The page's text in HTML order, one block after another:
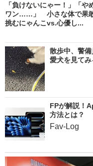
「負けないにゃー！」「や
ワン……」 小さな体で果
挑むにゃんこvs.心優し...
散歩中、警
愛犬を見て
FPが解説！
方法とは？
Fav-Log